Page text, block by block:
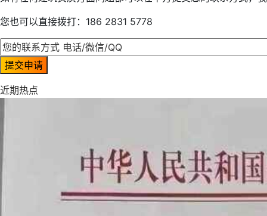
您也可以直接拨打：186 2831 5778
近期热点